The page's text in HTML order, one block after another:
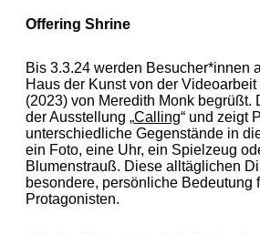
Offering Shrine
Bis 3.3.24 werden Besucher*innen
Haus der Kunst von der Videoarbeit
(2023) von Meredith Monk begrüßt.
der Ausstellung „Calling“ und zeigt
unterschiedliche Gegenstände in
ein Foto, eine Uhr, ein Spielzeug
Blumenstrauß. Diese alltäglichen
besondere, persönliche Bedeutung
Protagonisten.